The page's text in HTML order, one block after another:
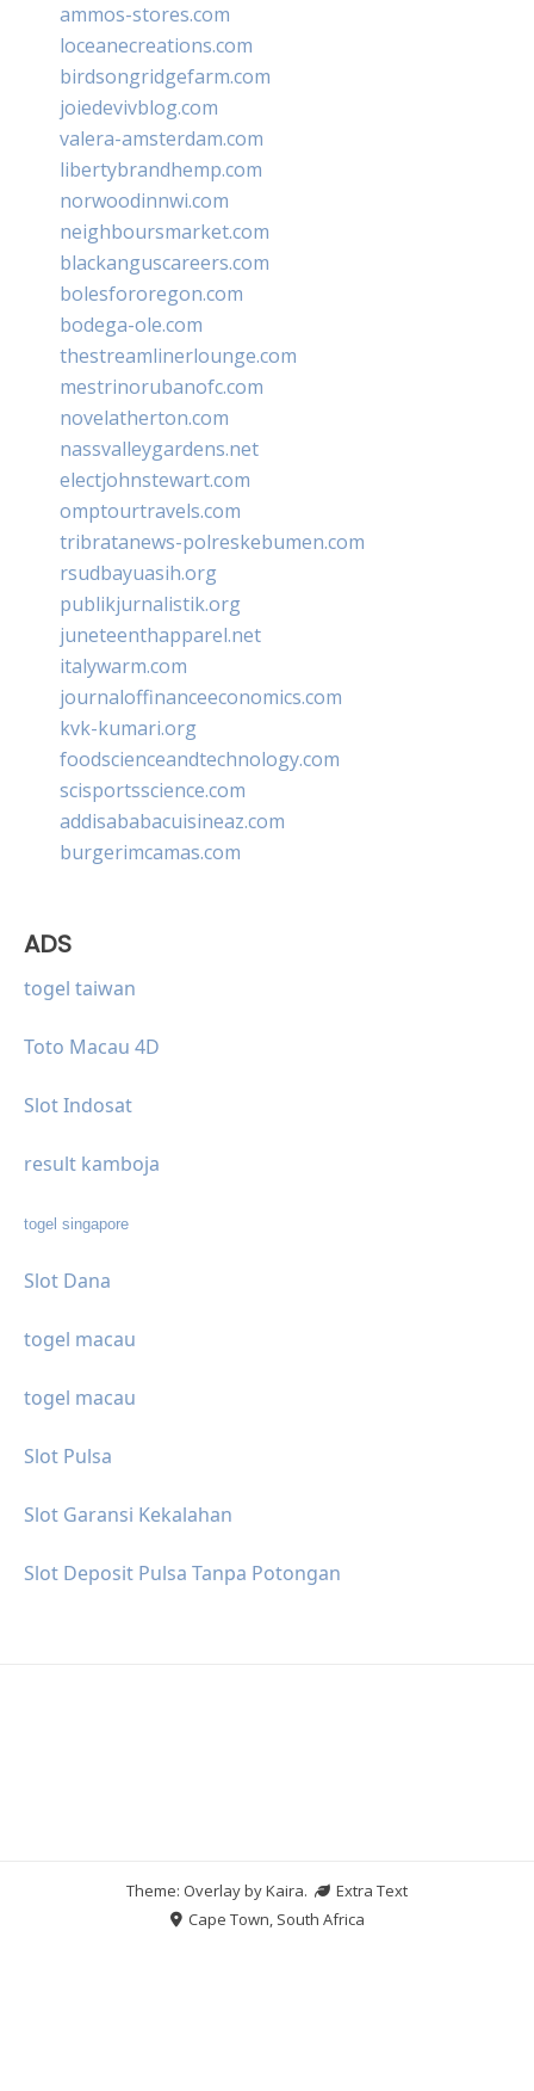
ammos-stores.com
loceanecreations.com
birdsongridgefarm.com
joiedevivblog.com
valera-amsterdam.com
libertybrandhemp.com
norwoodinnwi.com
neighboursmarket.com
blackanguscareers.com
bolesfororegon.com
bodega-ole.com
thestreamlinerlounge.com
mestrinorubanofc.com
novelatherton.com
nassvalleygardens.net
electjohnstewart.com
omptourtravels.com
tribratanews-polreskebumen.com
rsudbayuasih.org
publikjurnalistik.org
juneteenthapparel.net
italywarm.com
journaloffinanceeconomics.com
kvk-kumari.org
foodscienceandtechnology.com
scisportsscience.com
addisababacuisineaz.com
burgerimcamas.com
ADS
togel taiwan
Toto Macau 4D
Slot Indosat
result kamboja
togel singapore
Slot Dana
togel macau
togel macau
Slot Pulsa
Slot Garansi Kekalahan
Slot Deposit Pulsa Tanpa Potongan
Theme: Overlay byKaira.
Extra Text
Cape Town, South Africa